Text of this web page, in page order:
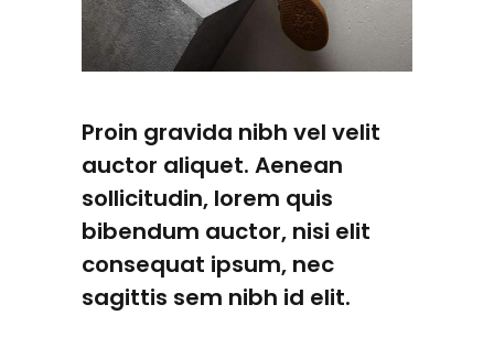
Proin gravida nibh vel velit
auctor aliquet. Aenean
sollicitudin, lorem quis
bibendum auctor, nisi elit
consequat ipsum, nec
sagittis sem nibh id elit.